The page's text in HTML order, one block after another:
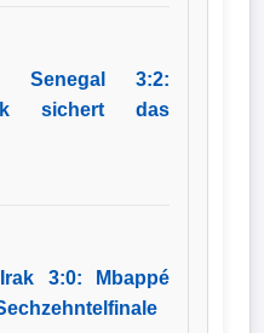
Senegal 3:2:
sichert das
3:0: Mbappé